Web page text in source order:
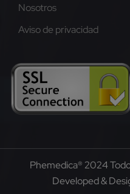
Nosotros
Aviso de privacidad
Phemedica® 2024
Developed &